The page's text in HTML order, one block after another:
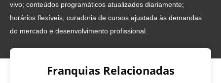
vivo; conteúdos programáticos atualizados diariamente;
horários flexíveis; curadoria de cursos ajustada às demandas
do mercado e desenvolvimento profissional.
Franquias Relacionadas